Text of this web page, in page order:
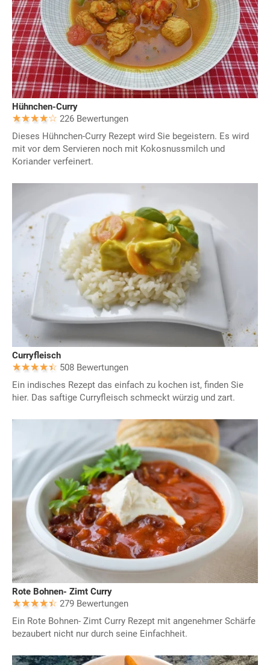
Hühnchen-Curry
226 Bewertungen
Dieses Hühnchen-Curry Rezept wird Sie begeistern. Es wird
mit vor dem Servieren noch mit Kokosnussmilch und
Koriander verfeinert.
Curryfleisch
508 Bewertungen
Ein indisches Rezept das einfach zu kochen ist, finden Sie
hier. Das saftige Curryfleisch schmeckt würzig und zart.
Rote Bohnen- Zimt Curry
279 Bewertungen
Ein Rote Bohnen- Zimt Curry Rezept mit angenehmer Schärfe
bezaubert nicht nur durch seine Einfachheit.